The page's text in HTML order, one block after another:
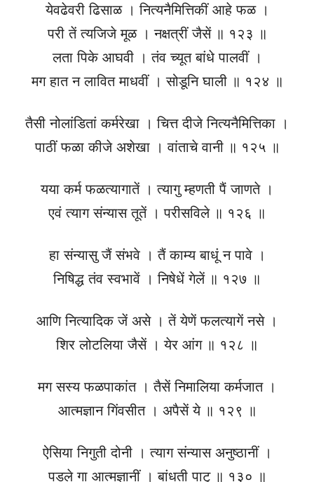
येवढेवरी ढिसाळ । नित्यनैमित्तिकीं आहे फळ ।
परी तें त्यजिजे मूळ । नक्षत्रीं जैसें ॥ १२३ ॥
लता पिके आघवी । तंव च्यूत बांधे पालवीं ।
मग हात न लावित माधवीं । सोडूनि घाली ॥ १२४ ॥
तैसी नोलांडितां कर्मरेखा । चित्त दीजे नित्यनैमित्तिका ।
पाठीं फळा कीजे अशेखा । वांताचे वानी ॥ १२५ ॥
यया कर्म फळत्यागातें । त्यागु म्हणती पैं जाणते ।
एवं त्याग संन्यास तूतें । परीसविले ॥ १२६ ॥
हा संन्यासु जैं संभवे । तैं काम्य बाधूं न पावे ।
निषिद्ध तंव स्वभावें । निषेधें गेलें ॥ १२७ ॥
आणि नित्यादिक जें असे । तें येणें फलत्यागें नसे ।
शिर लोटलिया जैसें । येर आंग ॥ १२८ ॥
मग सस्य फळपाकांत । तैसें निमालिया कर्मजात ।
आत्मज्ञान गिंवसीत । अपैसें ये ॥ १२९ ॥
ऐसिया निगुती दोनी । त्याग संन्यास अनुष्ठानीं ।
पडले गा आत्मज्ञानीं । बांधती पाटु ॥ १३० ॥